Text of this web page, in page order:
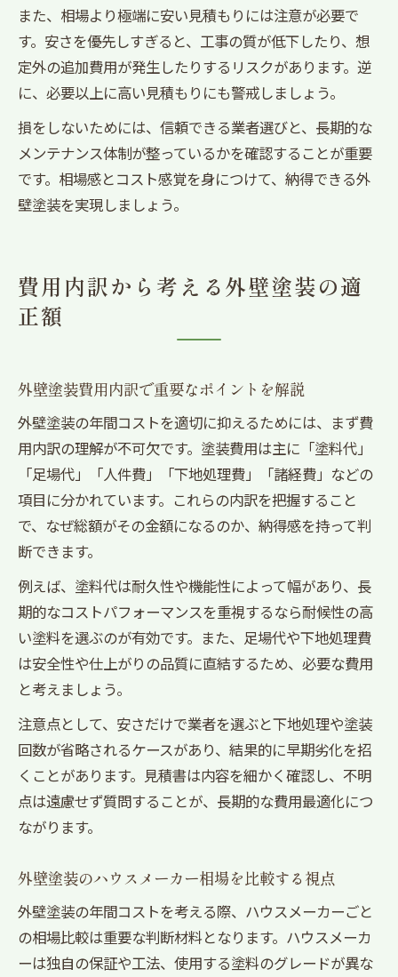
また、相場より極端に安い見積もりには注意が必要で
す。安さを優先しすぎると、工事の質が低下したり、想
定外の追加費用が発生したりするリスクがあります。逆
に、必要以上に高い見積もりにも警戒しましょう。
損をしないためには、信頼できる業者選びと、長期的な
メンテナンス体制が整っているかを確認することが重要
です。相場感とコスト感覚を身につけて、納得できる外
壁塗装を実現しましょう。
費用内訳から考える外壁塗装の適
正額
外壁塗装費用内訳で重要なポイントを解説
外壁塗装の年間コストを適切に抑えるためには、まず費
用内訳の理解が不可欠です。塗装費用は主に「塗料代」
「足場代」「人件費」「下地処理費」「諸経費」などの
項目に分かれています。これらの内訳を把握すること
で、なぜ総額がその金額になるのか、納得感を持って判
断できます。
例えば、塗料代は耐久性や機能性によって幅があり、長
期的なコストパフォーマンスを重視するなら耐候性の高
い塗料を選ぶのが有効です。また、足場代や下地処理費
は安全性や仕上がりの品質に直結するため、必要な費用
と考えましょう。
注意点として、安さだけで業者を選ぶと下地処理や塗装
回数が省略されるケースがあり、結果的に早期劣化を招
くことがあります。見積書は内容を細かく確認し、不明
点は遠慮せず質問することが、長期的な費用最適化につ
ながります。
外壁塗装のハウスメーカー相場を比較する視点
外壁塗装の年間コストを考える際、ハウスメーカーごと
の相場比較は重要な判断材料となります。ハウスメーカ
ーは独自の保証や工法、使用する塗料のグレードが異な